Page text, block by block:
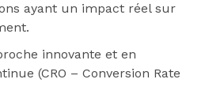
ayant un impact réel sur
innovante et en
(CRO – Conversion Rate